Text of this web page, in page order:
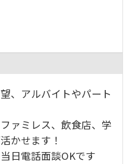
、アルバイトやパート
ァミレス、飲食店、学
かせます！
日電話面談OKです